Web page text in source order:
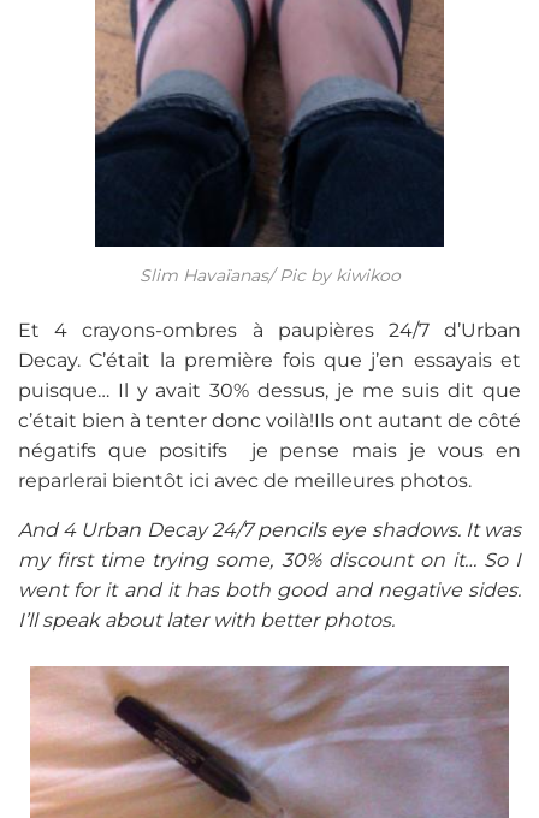
Slim Havaïanas/ Pic by kiwikoo
Et 4 crayons-ombres à paupières 24/7 d’Urban
Decay. C’était la première fois que j’en essayais et
puisque… Il y avait 30% dessus, je me suis dit que
c’était bien à tenter donc voilà!Ils ont autant de côté
négatifs que positifs je pense mais je vous en
reparlerai bientôt ici avec de meilleures photos.
And 4 Urban Decay 24/7 pencils eye shadows. It was
my first time trying some, 30% discount on it… So I
went for it and it has both good and negative sides.
I’ll speak about later with better photos.